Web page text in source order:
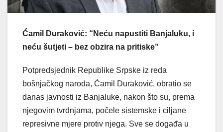
Ćamil Duraković: “Neću napustiti Banjaluku, i
neću šutjeti – bez obzira na pritiske”
Potpredsjednik Republike Srpske iz reda
bošnjačkog naroda, Ćamil Duraković, obratio se
danas javnosti iz Banjaluke, nakon što su, prema
njegovim tvrdnjama, počele sistemske i ciljane
represivne mjere protiv njega. Sve se događa u